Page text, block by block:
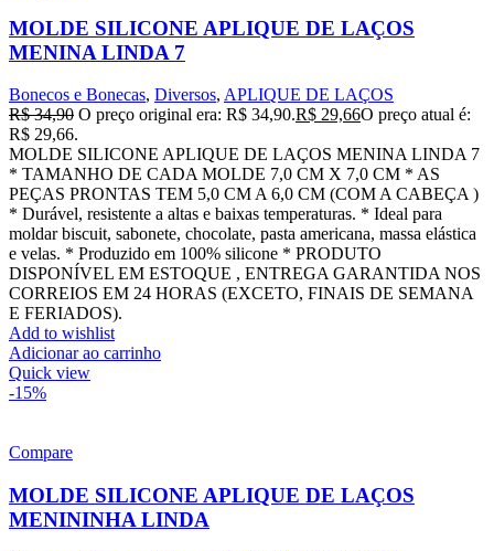
MOLDE SILICONE APLIQUE DE LAÇOS
MENINA LINDA 7
Bonecos e Bonecas, Diversos, APLIQUE DE LAÇOS
R$34,90 O preço original era: R$ 34,90.R$ 29,66O preço atual é:
R$ 29,66.
MOLDE SILICONE APLIQUE DE LAÇOS MENINA LINDA 7
* TAMANHO DE CADA MOLDE 7,0 CM X 7,0 CM * AS
PEÇAS PRONTAS TEM 5,0 CM A 6,0 CM (COM A CABEÇA )
* Durável, resistente a altas e baixas temperaturas. * Ideal para
moldar biscuit, sabonete, chocolate, pasta americana, massa elástica
e velas. * Produzido em 100% silicone * PRODUTO
DISPONÍVEL EM ESTOQUE , ENTREGA GARANTIDA NOS
CORREIOS EM 24 HORAS (EXCETO, FINAIS DE SEMANA
E FERIADOS).
Add to wishlist
Adicionar ao carrinho
Quick view
-15%
Compare
MOLDE SILICONE APLIQUE DE LAÇOS
MENININHA LINDA